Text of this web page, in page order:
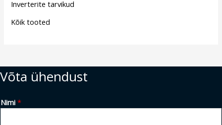
Inverterite tarvikud
Kõik tooted
Võta ühendust
Nimi *